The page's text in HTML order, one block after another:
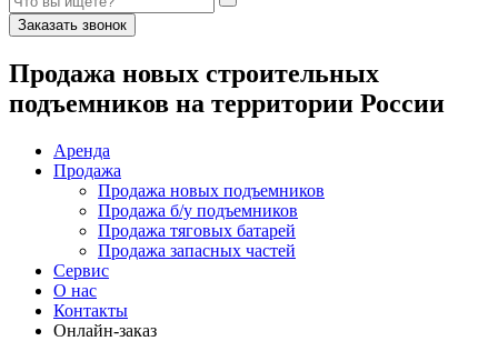
Заказать звонок
Продажа новых строительных
подъемников на территории России
Аренда
Продажа
Продажа новых подъемников
Продажа б/у подъемников
Продажа тяговых батарей
Продажа запасных частей
Сервис
О нас
Контакты
Онлайн-заказ